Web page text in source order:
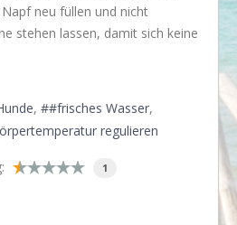
neu füllen und nicht
stehen lassen, damit sich keine
#frisches Wasser
regulieren
1